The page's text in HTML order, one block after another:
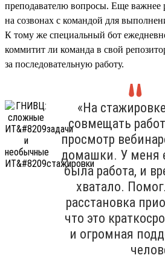
преподавателю вопросы. Еще важнее
на созвонах с командой для
К тому же специальный бот
коммитит ли команда в свой
за последовательную работу.
«На
совмещать
просмотр
домашки. У меня
была работа, и
хватало.
расстановка
что это
и огромная